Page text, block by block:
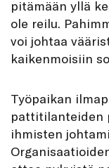
pitämään yllä
ole reilu.
voi johtaa
kaikenmoisiin
Työpaikan
pattitilanteiden
ihmisten